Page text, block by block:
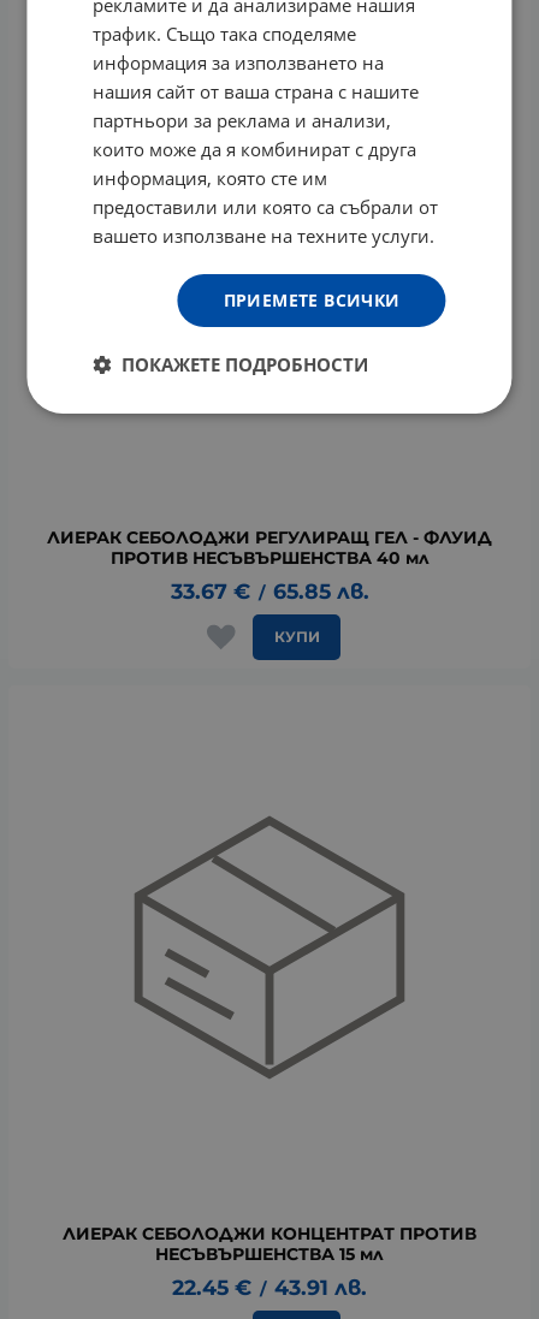
ЛИЕРАК СЕБОЛОДЖИ РЕГУЛИРАЩ ГЕЛ - ФЛУИД
ПРОТИВ НЕСЪВЪРШЕНСТВА 40 мл
33.67 € / 65.85 лв.
КУПИ
ЛИЕРАК СЕБОЛОДЖИ КОНЦЕНТРАТ ПРОТИВ
НЕСЪВЪРШЕНСТВА 15 мл
22.45 € / 43.91 лв.
трафик. Също така споделяме
информация за използването на
нашия сайт от ваша страна с нашите
партньори за реклама и анализи,
които може да я комбинират с друга
информация, която сте им
предоставили или която са събрали от
вашето използване на техните услуги.
ПРИЕМЕТЕ ВСИЧКИ
ПОКАЖЕТЕ ПОДРОБНОСТИ